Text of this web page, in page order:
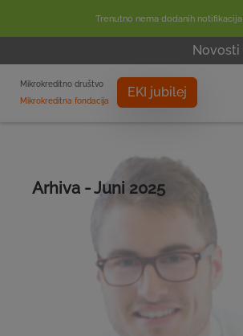
Trenutno nema dodanih notifikacija
Novosti
Mikrokreditno društvo
Mikrokreditna fondacija
EKI jubilej
Arhiva - Juni 2025